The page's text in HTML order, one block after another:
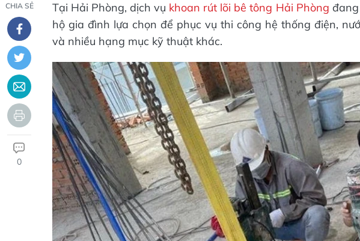
CHIA SẺ
0
Tại Hải Phòng, dịch vụ khoan rút lõi bê tông Hải Phòng
hộ gia đình lựa chọn để phục vụ thi công hệ thống điện,
và nhiều hạng mục kỹ thuật khác.